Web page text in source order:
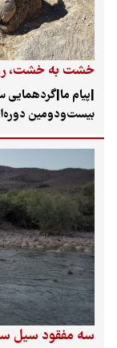
خشت به خشت،
|پیام ما|گردهمایی
بیست‌ودومین
جدیدترین کشفیات
گردهمایی که از
گزارش‌های جدید از
ارائه شد. یکی از
پنجم پیش از میلاد
آذربایجان‌غربی
از ۱۳ محوطه
نکته در این
از وضعیت حاکم بر
سه مفقود سیل